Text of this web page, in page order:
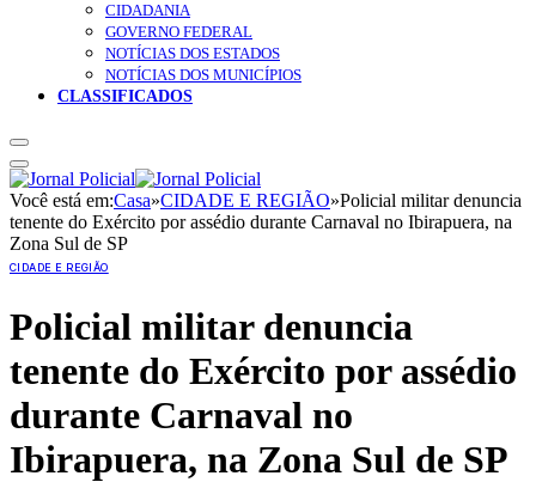
CIDADANIA
GOVERNO FEDERAL
NOTÍCIAS DOS ESTADOS
NOTÍCIAS DOS MUNICÍPIOS
CLASSIFICADOS
Você está em:Casa»CIDADE E REGIÃO»Policial militar denuncia
tenente do Exército por assédio durante Carnaval no Ibirapuera, na
Zona Sul de SP
CIDADE E REGIÃO
Policial militar denuncia
tenente do Exército por assédio
durante Carnaval no
Ibirapuera, na Zona Sul de SP